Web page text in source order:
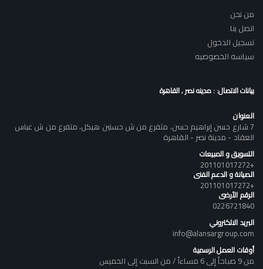
من نحن
اتصل بنا
تسجيل الدخول
سياسه الخصوصيه
بيانات الاتصال: : مدينه نصر , القاهرة
العنوان
7 شارع حسن إبراهيم حسن، متفرع من ش حسنين هيكل، متفرع من ش عباس
العقاد - مدينة نصر - القاهرة
التسويق و المبيعات
+201101017272
الصيانة و الدعم الفنى
+201101017272
الرقم الأرضى
0226721840
البريد الالكتروني
info@alansargroup.com
أوقات العمل الرسمية
من 9 صباحاً إلى 6 مساءاً / من السبت إلى الخميس